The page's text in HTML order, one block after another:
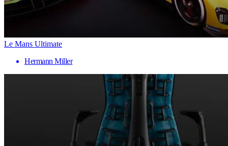
Le Mans Ultimate
Hermann Miller